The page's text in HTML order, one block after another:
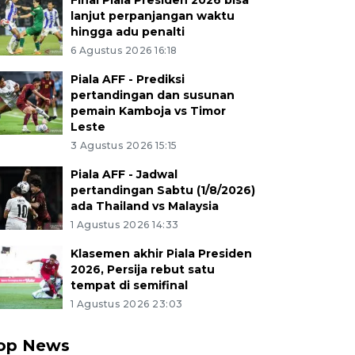
lanjut perpanjangan waktu
hingga adu penalti
6 Agustus 2026 16:18
Piala AFF - Prediksi
pertandingan dan susunan
pemain Kamboja vs Timor
Leste
3 Agustus 2026 15:15
Piala AFF - Jadwal
pertandingan Sabtu (1/8/2026)
ada Thailand vs Malaysia
1 Agustus 2026 14:33
Klasemen akhir Piala Presiden
2026, Persija rebut satu
tempat di semifinal
1 Agustus 2026 23:03
News